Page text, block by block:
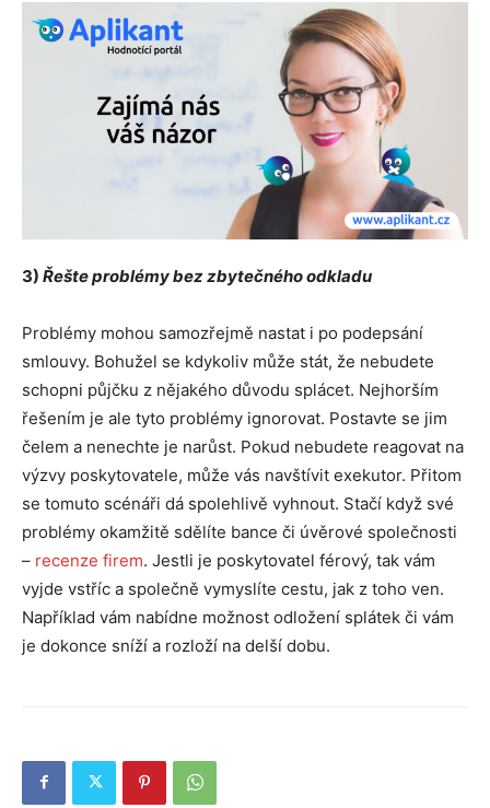
3) Řešte problémy bez zbytečného odkladu
Problémy mohou samozřejmě nastat i po podepsání
smlouvy. Bohužel se kdykoliv může stát, že nebudete
schopni půjčku z nějakého důvodu splácet. Nejhorším
řešením je ale tyto problémy ignorovat. Postavte se jim
čelem a nenechte je narůst. Pokud nebudete reagovat na
výzvy poskytovatele, může vás navštívit exekutor. Přitom
se tomuto scénáři dá spolehlivě vyhnout. Stačí když své
problémy okamžitě sdělíte bance či úvěrové společnosti
– recenze firem. Jestli je poskytovatel férový, tak vám
vyjde vstříc a společně vymyslíte cestu, jak z toho ven.
Například vám nabídne možnost odložení splátek či vám
je dokonce sníží a rozloží na delší dobu.